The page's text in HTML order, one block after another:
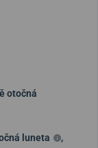
otočná
luneta
,